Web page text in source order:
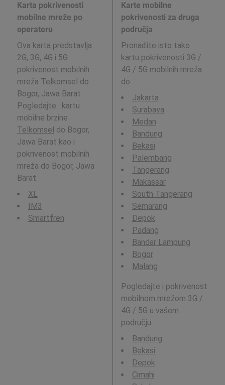
Karta pokrivenosti
mobilne mreže po
operateru
Ova karta predstavlja
2G, 3G, 4G i 5G
pokrivenost mobilnih
mreža Telkomsel do
Bogor, Jawa Barat.
Pogledajte : kartu
mobilne brzine
Telkomsel do Bogor,
Jawa Barat kao i
pokrivenost mobilnih
mreža do Bogor, Jawa
Barat.
XL
IM3
Smartfren
Karte mobilne
pokrivenosti za druga
područja
Pronađite isto tako
kartu pokrivenosti 3G /
4G / 5G mobilnih mreža
do :
Jakarta
Surabaya
Medan
Bandung
Bekasi
Palembang
Tangerang
Makassar
South Tangerang
Semarang
Depok
Padang
Bandar Lampung
Bogor
Malang
Pogledajte i pokrivenost
mobilnom mrežom 3G /
4G / 5G u vašem
području:
Bandung
Bekasi
Depok
Cimahi